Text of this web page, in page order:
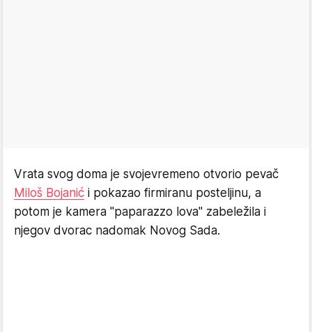
Vrata svog doma je svojevremeno otvorio pevač
Miloš Bojanić i pokazao firmiranu posteljinu, a
potom je kamera "paparazzo lova" zabeležila i
njegov dvorac nadomak Novog Sada.